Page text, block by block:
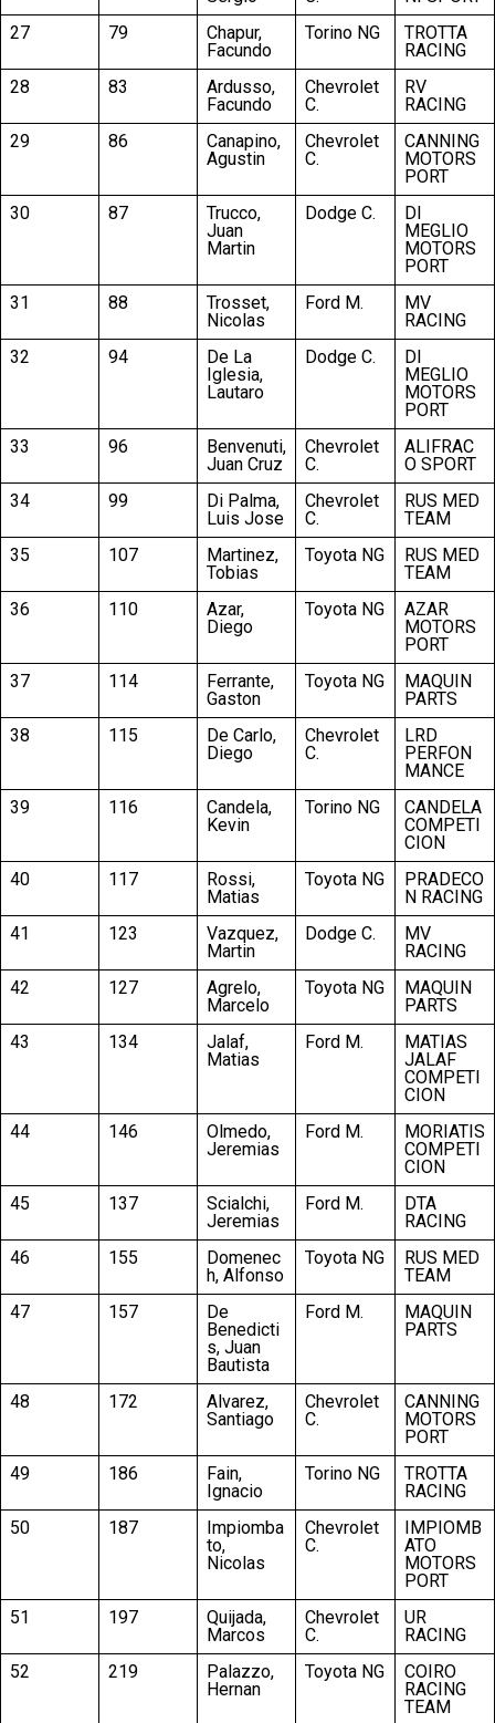
27
79
Chapur,
Facundo
Torino NG
TROTTA
RACING
28
83
Ardusso,
Facundo
Chevrolet
C.
RV
RACING
29
86
Canapino,
Agustin
Chevrolet
C.
CANNING
MOTORS
PORT
30
87
Trucco,
Juan
Martin
Dodge C.
DI
MEGLIO
MOTORS
PORT
31
88
Trosset,
Nicolas
Ford M.
MV
RACING
32
94
De La
Iglesia,
Lautaro
Dodge C.
DI
MEGLIO
MOTORS
PORT
33
96
Benvenuti,
Juan Cruz
Chevrolet
C.
ALIFRAC
O SPORT
34
99
Di Palma,
Luis Jose
Chevrolet
C.
RUS MED
TEAM
35
107
Martinez,
Tobias
Toyota NG
RUS MED
TEAM
36
110
Azar,
Diego
Toyota NG
AZAR
MOTORS
PORT
37
114
Ferrante,
Gaston
Toyota NG
MAQUIN
PARTS
38
115
De Carlo,
Diego
Chevrolet
C.
LRD
PERFON
MANCE
39
116
Candela,
Kevin
Torino NG
CANDELA
COMPETI
CION
40
117
Rossi,
Matias
Toyota NG
PRADECO
N RACING
41
123
Vazquez,
Martin
Dodge C.
MV
RACING
42
127
Agrelo,
Marcelo
Toyota NG
MAQUIN
PARTS
43
134
Jalaf,
Matias
Ford M.
MATIAS
JALAF
COMPETI
CION
44
146
Olmedo,
Jeremias
Ford M.
MORIATIS
COMPETI
CION
45
137
Scialchi,
Jeremias
Ford M.
DTA
RACING
46
155
Domenec
h, Alfonso
Toyota NG
RUS MED
TEAM
47
157
De
Benedicti
s, Juan
Bautista
Ford M.
MAQUIN
PARTS
48 172
Alvarez,
Santiago
Chevrolet
C.
CANNING
MOTORS
PORT
49
186
Fain,
Ignacio
Torino NG
TROTTA
RACING
50
187
Impiomba
to,
Nicolas
Chevrolet
C.
IMPIOMB
ATO
MOTORS
PORT
51
197
Quijada,
Marcos
Chevrolet
C.
UR
RACING
52
219
Palazzo,
Hernan
Toyota NG
COIRO
RACING
TEAM